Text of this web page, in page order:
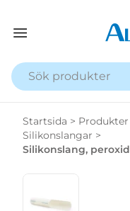
Startsida > Produkter
Silikonslangar >
Silikonslang,